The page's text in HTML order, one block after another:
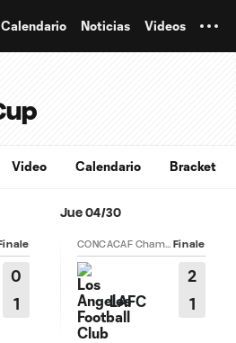
Calendario Noticias Videos
Video Calendario Bracket
0
1
Jue 04/30
CONCACAF Champions Cup Finale
LAFC
2
1